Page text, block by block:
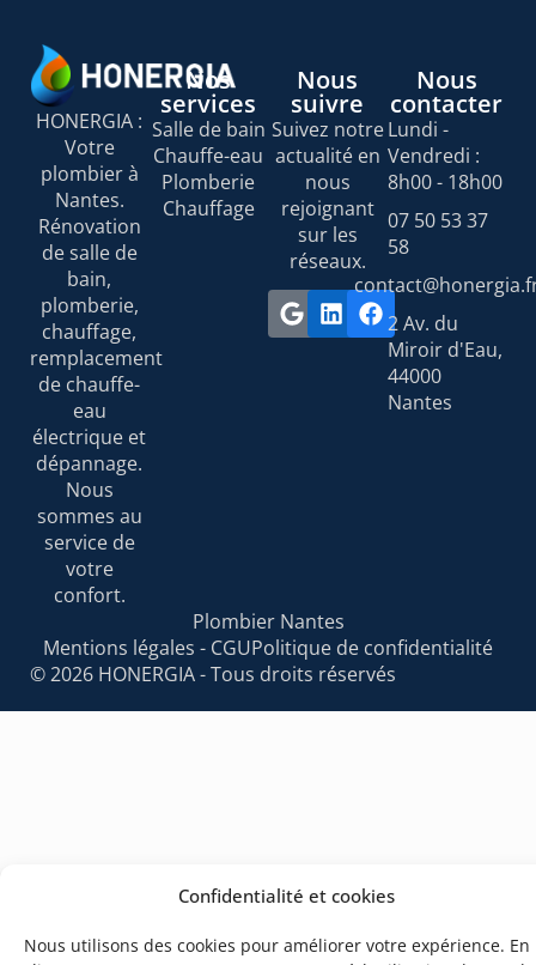
Confidentialité et cookies
Nous utilisons des cookies pour améliorer votre expérience. En
HONERGIA :
Votre
plombier à
Nantes.
Rénovation
de salle de
bain,
plomberie,
chauffage,
remplacement
de chauffe-
eau
électrique et
dépannage.
Nous
sommes au
service de
votre
confort.
Nos
services
Salle de bain
Chauffe-eau
Plomberie
Chauffage
Nous
suivre
Suivez notre
actualité en
nous
rejoignant
sur les
réseaux.
Nous
contacter
Lundi -
Vendredi :
8h00 - 18h00
07 50 53 37
58
2 Av. du
Miroir d'Eau,
44000
Nantes
Plombier Nantes
Mentions légales - CGUPolitique de confidentialité
© 2026 HONERGIA - Tous droits réservés